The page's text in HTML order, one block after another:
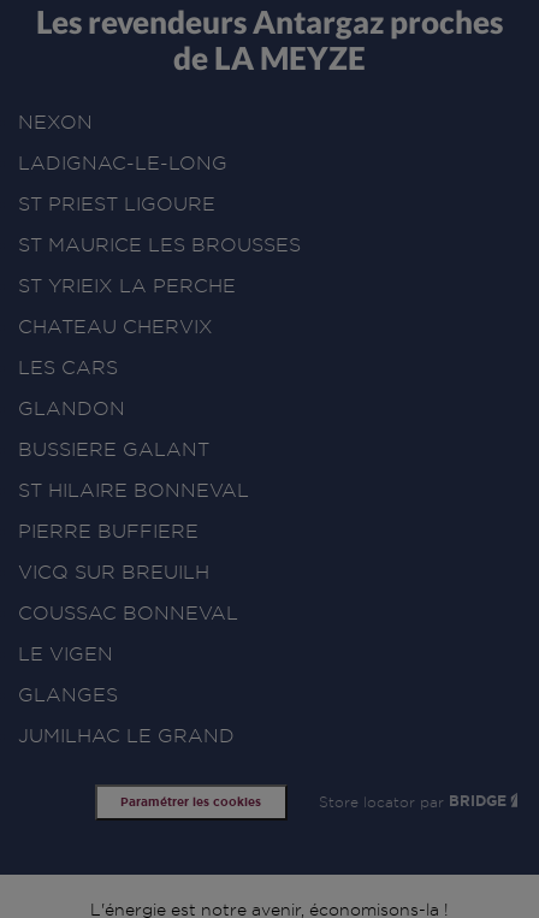
Les revendeurs Antargaz proches
de LA MEYZE
NEXON
LADIGNAC-LE-LONG
ST PRIEST LIGOURE
ST MAURICE LES BROUSSES
ST YRIEIX LA PERCHE
CHATEAU CHERVIX
LES CARS
GLANDON
BUSSIERE GALANT
ST HILAIRE BONNEVAL
PIERRE BUFFIERE
VICQ SUR BREUILH
COUSSAC BONNEVAL
LE VIGEN
GLANGES
JUMILHAC LE GRAND
Paramétrer les cookies Store locator par BRIDGE
L'énergie est notre avenir, économisons-la !